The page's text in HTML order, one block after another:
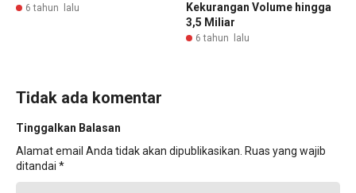
6 tahun lalu
Kekurangan Volume hingga
3,5 Miliar
6 tahun lalu
Tidak ada komentar
Tinggalkan Balasan
Alamat email Anda tidak akan dipublikasikan. Ruas yang wajib
ditandai *